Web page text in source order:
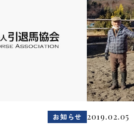
お知らせ 2019.02.05